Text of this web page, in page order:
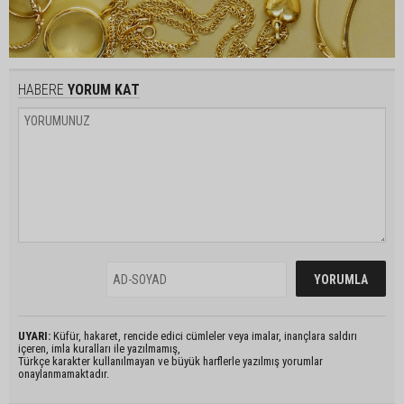
HABERE YORUM KAT
UYARI: Küfür, hakaret, rencide edici cümleler veya imalar, inançlara saldırı
içeren, imla kuralları ile yazılmamış,
Türkçe karakter kullanılmayan ve büyük harflerle yazılmış yorumlar
onaylanmamaktadır.